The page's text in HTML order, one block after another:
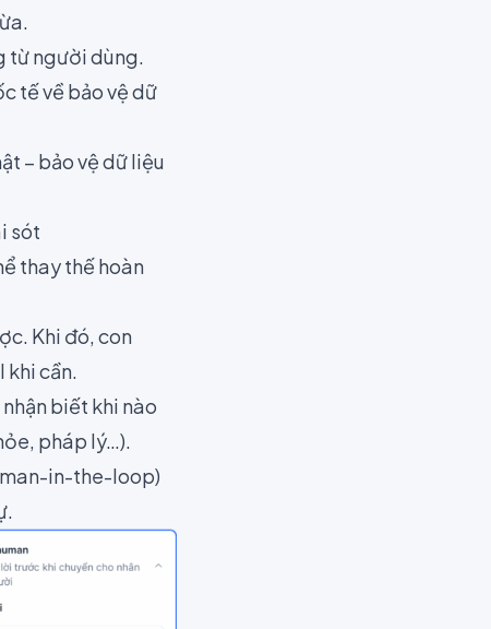
từ người dùng.
tế về bảo vệ dữ
– bảo vệ dữ liệu
sót
thay thế hoàn
Khi đó, con
khi cần.
biết khi nào
pháp lý…).
in-the-loop)